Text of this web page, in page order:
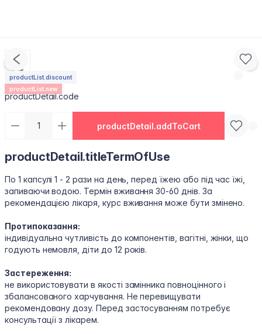
productList.discount
productList.new
Цинк+С
productDetail.code
productDetail.addToCart
productDetail.titleTermOfUse
По 1 капсулі 1 - 2 рази на день, перед їжею або під час їжі,
запиваючи водою. Термін вживання 30-60 днів. За
рекомендацією лікаря, курс вживання може бути змінено.
Протипоказання:
індивідуальна чутливість до компонентів, вагітні, жінки, що
годують немовля, діти до 12 років.
Застереження:
не використовувати в якості замінника повноцінного і
збалансованого харчування. Не перевищувати
рекомендовану дозу. Перед застосуванням потребує
консультації з лікарем.